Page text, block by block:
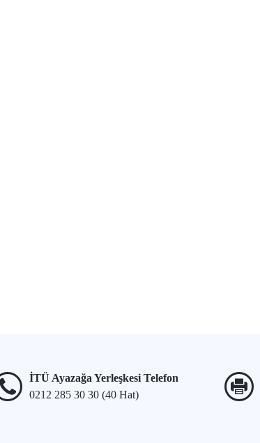
İTÜ Ayazağa Yerleşkesi Telefon
0212 285 30 30 (40 Hat)